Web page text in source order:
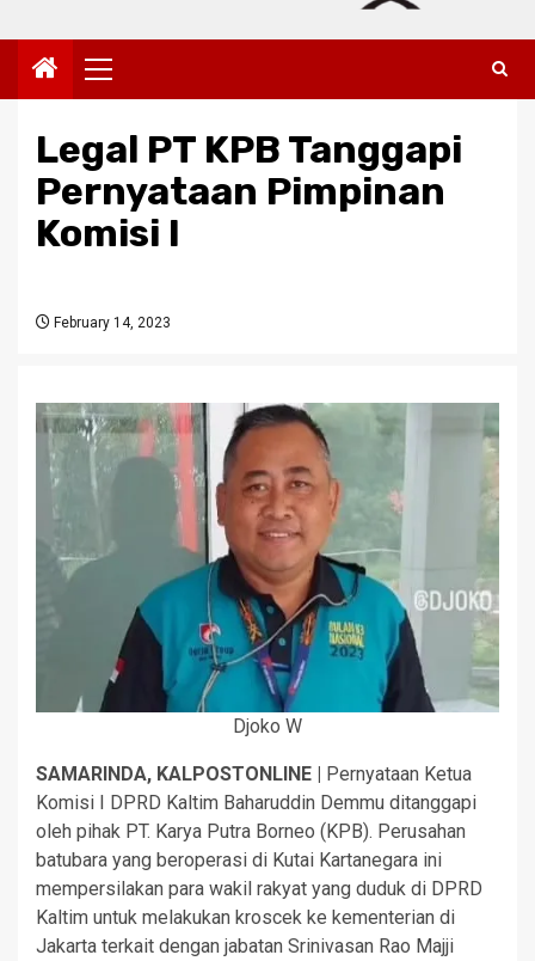
Primary
Menu
Legal PT KPB Tanggapi
Pernyataan Pimpinan
Komisi I
February 14, 2023
Djoko W
SAMARINDA, KALPOSTONLINE |
Pernyataan Ketua
Komisi I DPRD Kaltim Baharuddin Demmu ditanggapi
oleh pihak PT. Karya Putra Borneo (KPB). Perusahan
batubara yang beroperasi di Kutai Kartanegara ini
mempersilakan para wakil rakyat yang duduk di DPRD
Kaltim untuk melakukan kroscek ke kementerian di
Jakarta terkait dengan jabatan Srinivasan Rao Majji